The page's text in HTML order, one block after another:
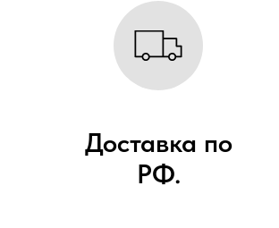
Доставка по
РФ.